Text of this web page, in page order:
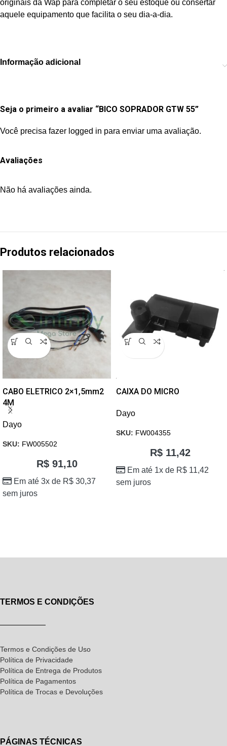
originais da Wap para completar o seu estoque ou consertar
aquele equipamento que facilita o seu dia-a-dia.
Informação adicional
Avaliações
Não há avaliações ainda.
Seja o primeiro a avaliar “BICO SOPRADOR GTW 55”
Você precisa fazer logged in para enviar uma avaliação.
Produtos relacionados
CABO ELETRICO 2×1,5mm2
4M
Dayo
SKU: FW005502
R$91,10
Em até 3x de R$ 30,37
sem juros
CAIXA DO MICRO
Dayo
SKU: FW004355
R$ 11,42
Em até 1x de R$ 11,42
sem juros
TERMOS E CONDIÇÕES
Termos e Condições de Uso
Política de Privacidade
Política de Entrega de Produtos
Política de Pagamentos
Política de Trocas e Devoluções
PÁGINAS TÉCNICAS